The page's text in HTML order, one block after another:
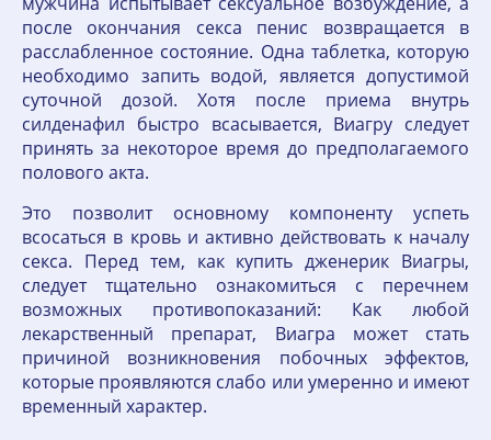
после окончания секса пенис возвращается в
расслабленное состояние. Одна таблетка, которую
необходимо запить водой, является допустимой
суточной дозой. Хотя после приема внутрь
силденафил быстро всасывается, Виагру следует
принять за некоторое время до предполагаемого
полового акта.
Это позволит основному компоненту успеть
всосаться в кровь и активно действовать к началу
секса. Перед тем, как купить дженерик Виагры,
следует тщательно ознакомиться с перечнем
возможных противопоказаний: Как любой
лекарственный препарат, Виагра может стать
причиной возникновения побочных эффектов,
которые проявляются слабо или умеренно и имеют
временный характер.